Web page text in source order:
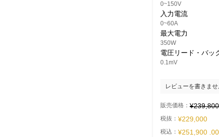
0~150V
入力電流
0~60A
最大電力
350W
電圧リード・バッ
0.1mV
レビューを書きま
販売価格： ¥239,800
税抜： ¥229,000
税込： ¥251,900 .00